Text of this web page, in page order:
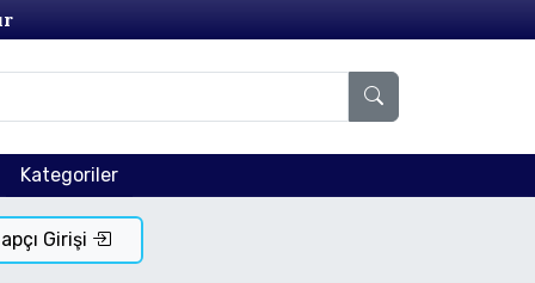
Kategoriler
Girişi